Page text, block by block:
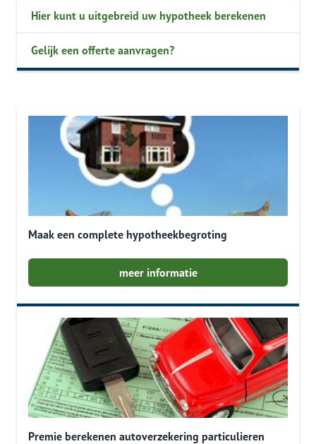
Hier kunt u uitgebreid uw hypotheek berekenen
Gelijk een offerte aanvragen?
Maak een complete hypotheekbegroting
meer informatie
Premie berekenen autoverzekering particulieren